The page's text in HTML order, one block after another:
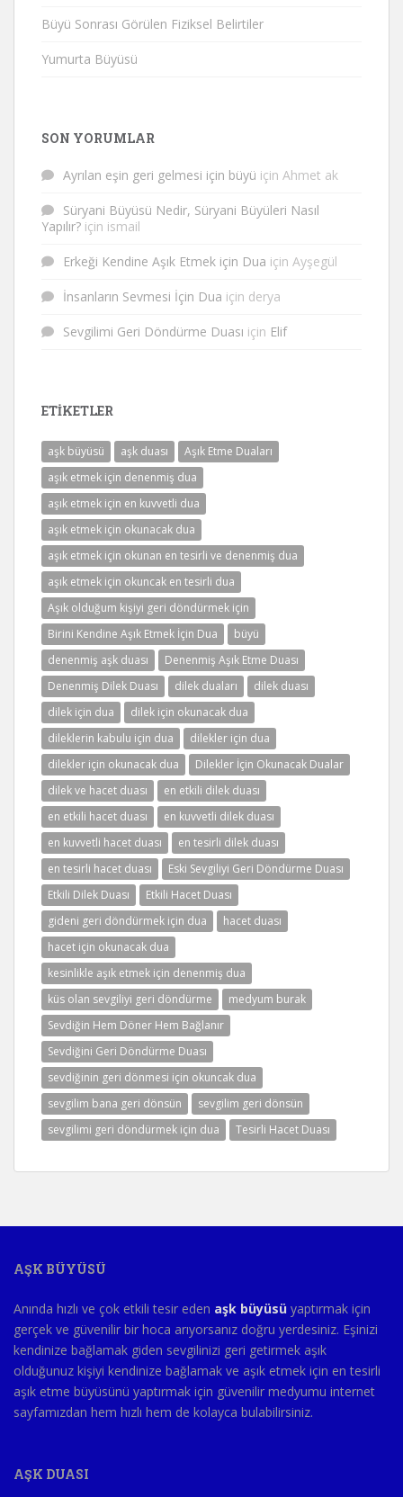
Büyü Sonrası Görülen Fiziksel Belirtiler
Yumurta Büyüsü
SON YORUMLAR
Ayrılan eşin geri gelmesi için büyü için Ahmet ak
Süryani Büyüsü Nedir, Süryani Büyüleri Nasıl
Yapılır? için ismail
Erkeği Kendine Aşık Etmek için Dua için Ayşegül
İnsanların Sevmesi İçin Dua için derya
Sevgilimi Geri Döndürme Duası için Elif
ETIKETLER
aşk büyüsü aşk duası
Aşık Etme Duaları
aşık etmek için denenmiş dua
aşık etmek için en kuvvetli dua
aşık etmek için okunacak dua
aşık etmek için okunan en tesirli ve denenmiş dua
aşık etmek için okuncak en tesirli dua
Aşık olduğum kişiyi geri döndürmek için
Birini Kendine Aşık Etmek İçin Dua
büyü
denenmiş aşk duası
Denenmiş Aşık Etme Duası
Denenmiş Dilek Duası
dilek duaları
dilek duası
dilek için dua
dilek için okunacak dua
dileklerin kabulu için dua
dilekler için dua
dilekler için okunacak dua
Dilekler İçin Okunacak Dualar
dilek ve hacet duası
en etkili dilek duası
en etkili hacet duası
en kuvvetli dilek duası
en kuvvetli hacet duası
en tesirli dilek duası
en tesirli hacet duası
Eski Sevgiliyi Geri Döndürme Duası
Etkili Dilek Duası
Etkili Hacet Duası
gideni geri döndürmek için dua
hacet duası
hacet için okunacak dua
kesinlikle aşık etmek için denenmiş dua
küs olan sevgiliyi geri döndürme
medyum burak
Sevdiğin Hem Döner Hem Bağlanır
Sevdiğini Geri Döndürme Duası
sevdiğinin geri dönmesi için okuncak dua
sevgilim bana geri dönsün
sevgilim geri dönsün
sevgilimi geri döndürmek için dua
Tesirli Hacet Duası
AŞK BÜYÜSÜ
Anında hızlı ve çok etkili tesir eden aşk büyüsü yaptırmak için
gerçek ve güvenilir bir hoca arıyorsanız doğru yerdesiniz. Eşinizi
kendinize bağlamak giden sevgilinizi geri getirmek aşık
olduğunuz kişiyi kendinize bağlamak ve aşık etmek için en tesirli
aşık etme büyüsünü yaptırmak için güvenilir medyumu internet
sayfamızdan hem hızlı hem de kolayca bulabilirsiniz.
AŞK DUASI